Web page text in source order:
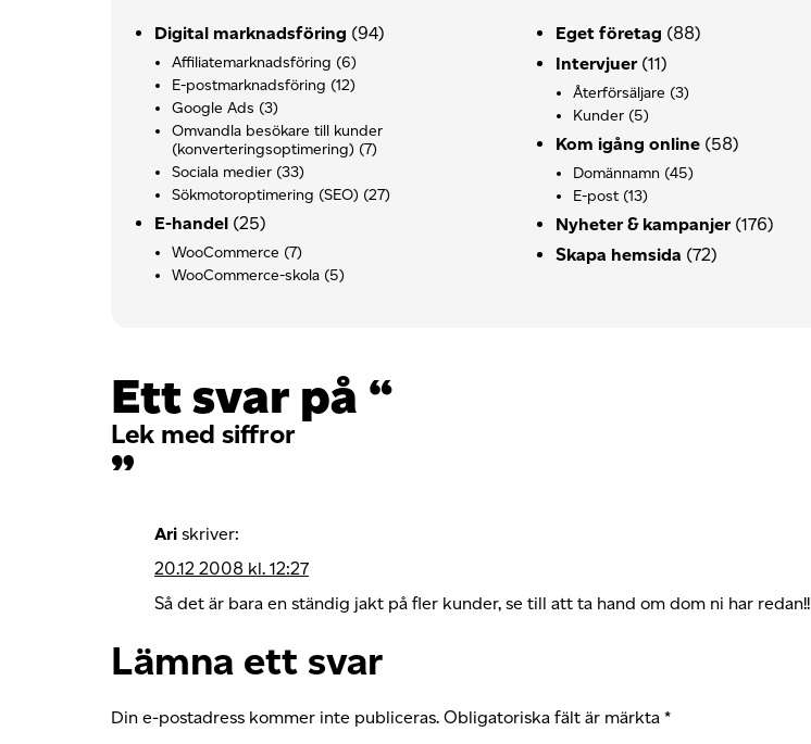
Digital marknadsföring (94)
Affiliatemarknadsföring (6)
E-postmarknadsföring (12)
Google Ads (3)
Omvandla besökare till kunder
(konverteringsoptimering) (7)
Sociala medier (33)
Sökmotoroptimering (SEO) (27)
E-handel (25)
WooCommerce (7)
WooCommerce-skola (5)
Eget företag (88)
Intervjuer (11)
Återförsäljare (3)
Kunder (5)
Kom igång online (58)
Domännamn (45)
E-post (13)
Nyheter & kampanjer (176)
Skapa hemsida (72)
Ett svar på “
Lek med siffror
”
Ari skriver:
20.12 2008 kl. 12:27
Så det är bara en ständig jakt på fler kunder, se till att ta hand om dom ni har redan!!
Lämna ett svar
Din e-postadress kommer inte publiceras. Obligatoriska fält är märkta *